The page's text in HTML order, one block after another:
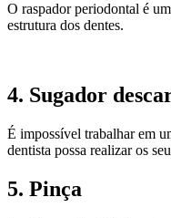
O raspador periodontal é
estrutura dos dentes.
4. Sugador
É impossível trabalhar em
dentista possa realizar os
5. Pinça